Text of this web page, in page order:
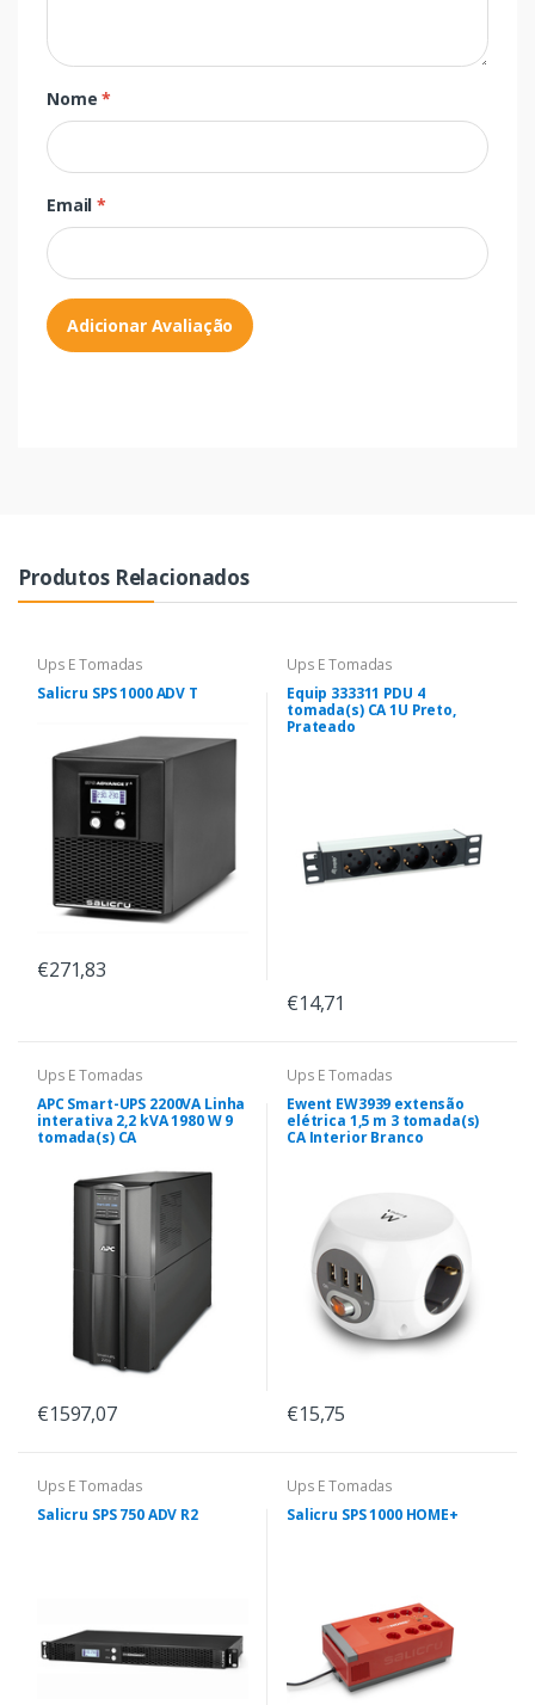
Nome*
Email*
Adicionar Avaliação
Produtos Relacionados
Ups E Tomadas
Salicru SPS 1000 ADV T
€271,83
Ups E Tomadas
Equip 333311 PDU 4
tomada(s) CA 1U Preto,
Prateado
€14,71
Ups E Tomadas
APC Smart-UPS 2200VA Linha
interativa 2,2 kVA 1980 W 9
tomada(s) CA
€1597,07
Ups E Tomadas
Ewent EW3939 extensão
elétrica 1,5 m 3 tomada(s)
CA Interior Branco
€15,75
Ups E Tomadas
Salicru SPS 750 ADV R2
Ups E Tomadas
Salicru SPS 1000 HOME+